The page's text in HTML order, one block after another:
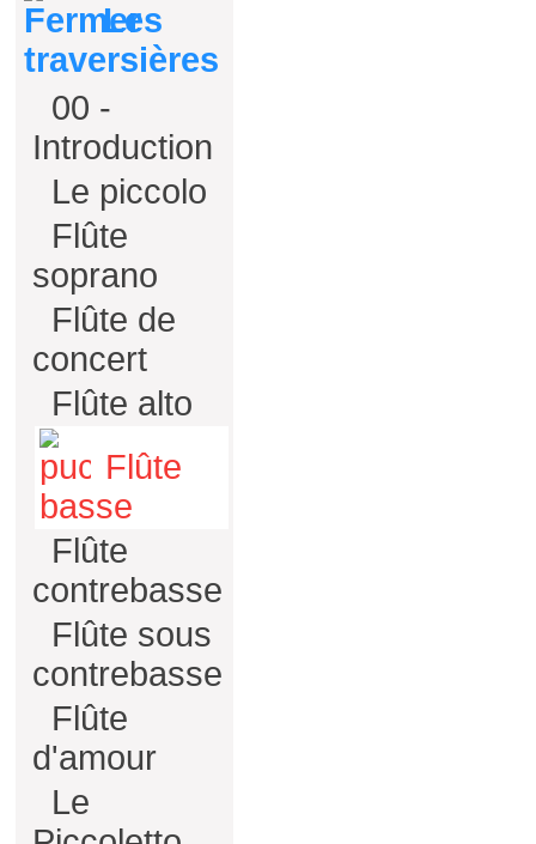
Les
traversières
00 -
Introduction
Le piccolo
Flûte
soprano
Flûte de
concert
Flûte alto
Flûte
basse
Flûte
contrebasse
Flûte sous
contrebasse
Flûte
d'amour
Le